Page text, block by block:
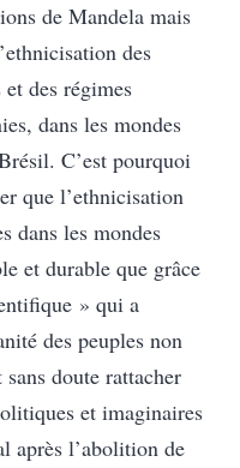
de Mandela mais
des
des régimes
dans les mondes
C’est pourquoi
que l’ethnicisation
dans les mondes
et durable que grâce
» qui a
des peuples non
doute rattacher
et imaginaires
après l’abolition de